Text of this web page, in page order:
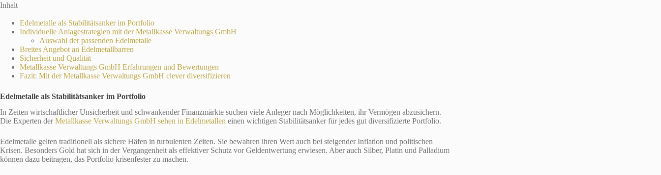
Inhalt
Edelmetalle als Stabilitätsanker im Portfolio
Individuelle Anlagestrategien mit der Metallkasse Verwaltungs GmbH
Auswahl der passenden Edelmetalle
Breites Angebot an Edelmetallbarren
Sicherheit und Qualität
Metallkasse Verwaltungs GmbH Erfahrungen und Bewertungen
Fazit: Mit der Metallkasse Verwaltungs GmbH clever diversifizieren
Edelmetalle als Stabilitätsanker im Portfolio
In Zeiten wirtschaftlicher Unsicherheit und schwankender Finanzmärkte suchen viele Anleger nach Möglichkeiten, ihr Vermögen abzusichern.
Die Experten derMetallkasse Verwaltungs GmbH sehen in Edelmetallen einen wichtigen Stabilitätsanker für jedes gut diversifizierte Portfolio.
Edelmetalle gelten traditionell als sichere Häfen in turbulenten Zeiten. Sie bewahren ihren Wert auch bei steigender Inflation und politischen
Krisen. Besonders Gold hat sich in der Vergangenheit als effektiver Schutz vor Geldentwertung erwiesen. Aber auch Silber, Platin und Palladium
können dazu beitragen, das Portfolio krisenfester zu machen.